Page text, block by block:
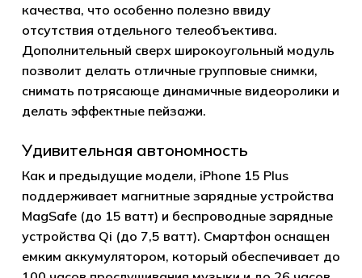
качества, что особенно полезно ввиду
отсутствия отдельного телеобъектива.
Дополнительный сверх широкоугольный модуль
позволит делать отличные групповые снимки,
снимать потрясающе динамичные видеоролики и
делать эффектные пейзажи.
Удивительная автономность
Как и предыдущие модели, iPhone 15 Plus
поддерживает магнитные зарядные устройства
MagSafe (до 15 ватт) и беспроводные зарядные
устройства Qi (до 7,5 ватт). Смартфон оснащен
емким аккумулятором, который обеспечивает до